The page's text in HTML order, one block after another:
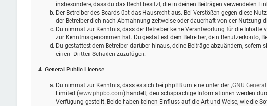
insbesondere, dass du das Recht besitzt, die in deinen Beiträgen verwendeten
Der Betreiber des Boards übt das Hausrecht aus. Bei Verstößen gegen diese
der Betreiber dich nach Abmahnung zeitweise oder dauerhaft von der Nutzung
Du nimmst zur Kenntnis, dass der Betreiber keine Verantwortung für die
zur Kenntnis genommen hat. Du gestattest dem Betreiber, dein Benutzerkonto,
Du gestattest dem Betreiber darüber hinaus, deine Beiträge abzuändern, sofern
einem Dritten Schaden zuzufügen.
4. General Public License
Du nimmst zur Kenntnis, dass es sich bei phpBB um eine unter der „GNU
Limited (www.phpbb.com) handelt; deutschsprachige Informationen werden
Verfügung gestellt. Beide haben keinen Einfluss auf die Art und Weise, wie die